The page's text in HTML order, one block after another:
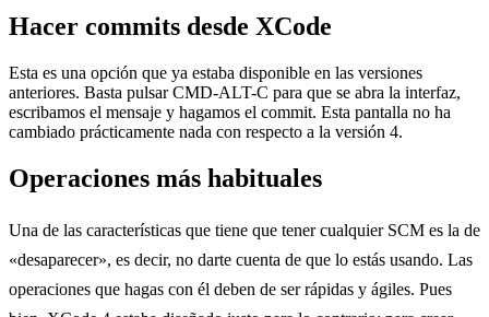
Hacer commits desde XCode
Esta es una opción que ya estaba disponible en las versiones
anteriores. Basta pulsar CMD-ALT-C para que se abra la interfaz,
escribamos el mensaje y hagamos el commit. Esta pantalla no ha
cambiado prácticamente nada con respecto a la versión 4.
Operaciones más habituales
Una de las características que tiene que tener cualquier SCM es la de
«desaparecer», es decir, no darte cuenta de que lo estás usando. Las
operaciones que hagas con él deben de ser rápidas y ágiles. Pues